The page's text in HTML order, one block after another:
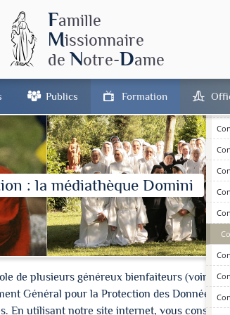
Famille
Missionnaire
de Notre-Dame
Publics Formation
: la médiathèque Domini
de plusieurs généreux bienfaiteurs (voir les
Général pour la Protection des Données »
En utilisant notre site internet, vous